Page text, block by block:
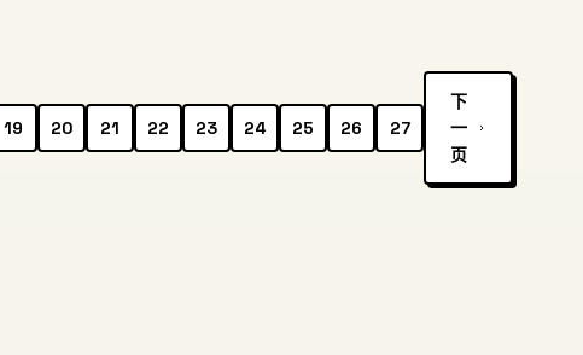
19 20 21 22 23 24 25 26 27
下
一
页